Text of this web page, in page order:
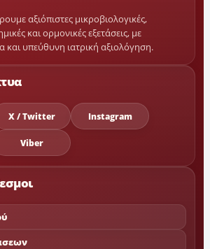
αξιόπιστες μικροβιολογικές,
και ορμονικές εξετάσεις, με
υπεύθυνη ιατρική αξιολόγηση.
X / Twitter Instagram
Viber